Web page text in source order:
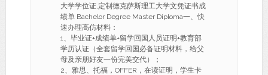
大学学位证,定制德克萨斯理工大学文凭证书成
绩单 Bachelor Degree Master Diploma一、快
速办理高仿材料：
1、毕业证+成绩单+留学回国人员证明+教育部
学历认证（全套留学回国必备证明材料，给父
母及亲朋好友一份完美交代）；
2、雅思、托福，OFFER，在读证明，学生卡